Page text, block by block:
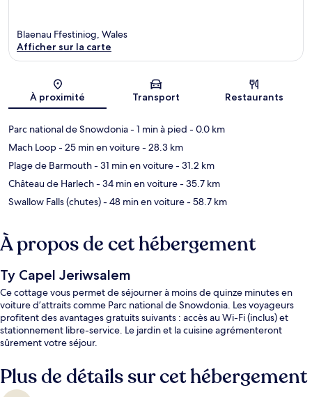
Carte
Blaenau Ffestiniog, Wales
Afficher sur la carte
À proximité Transport Restaurants
Parc national de Snowdonia- 1 min à pied - 0.0 km
Mach Loop- 25 min en voiture- 28.3 km
Plage de Barmouth- 31 min en voiture- 31.2 km
Château de Harlech- 34 min en voiture- 35.7 km
Swallow Falls (chutes)- 48 min en voiture- 58.7 km
À propos de cet hébergement
Ty Capel Jeriwsalem
Ce cottage vous permet de séjourner à moins de quinze minutes en
voiture d’attraits comme Parc national de Snowdonia. Les voyageurs
profitent des avantages gratuits suivants : accès au Wi-Fi (inclus) et
stationnement libre-service. Le jardin et la cuisine agrémenteront
sûrement votre séjour.
Plus de détails sur cet hébergement